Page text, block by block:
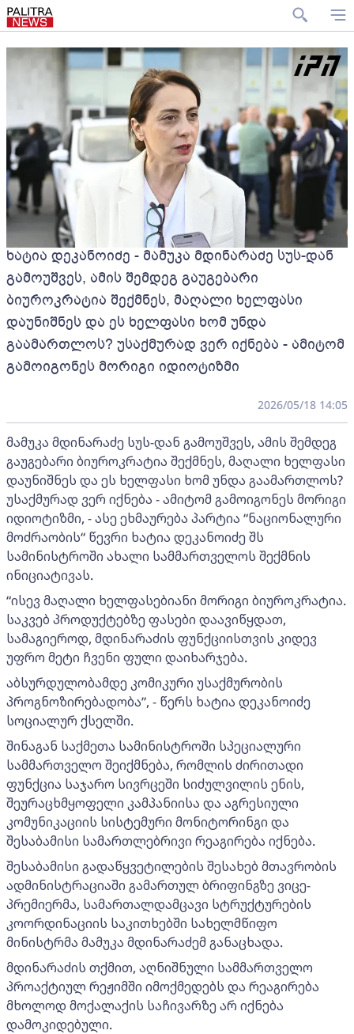
ხატია დეკანოიძე - მამუკა მდინარაძე სუს-დან
გამოუშვეს, ამის შემდეგ გაუგებარი
ბიუროკრატია შექმნეს, მაღალი ხელფასი
დაუნიშნეს და ეს ხელფასი ხომ უნდა
გაამართლოს? უსაქმურად ვერ იქნება - ამიტომ
გამოიგონეს მორიგი იდიოტიზმი
2026/05/18 14:05
მამუკა მდინარაძე სუს-დან გამოუშვეს, ამის შემდეგ
გაუგებარი ბიუროკრატია შექმნეს, მაღალი ხელფასი
დაუნიშნეს და ეს ხელფასი ხომ უნდა გაამართლოს?
უსაქმურად ვერ იქნება - ამიტომ გამოიგონეს მორიგი
იდიოტიზმი, - ასე ეხმაურება პარტია “ნაციონალური
მოძრაობის“ წევრი ხატია დეკანოიძე შს
სამინისტროში ახალი სამმართველოს შექმნის
ინიციატივას.
“ისევ მაღალი ხელფასებიანი მორიგი ბიუროკრატია.
საკვებ პროდუქტებზე ფასები დაავიწყდათ,
სამაგიეროდ, მდინარაძის ფუნქციისთვის კიდევ
უფრო მეტი ჩვენი ფული დაიხარჯება.
აბსურდულობამდე კომიკური უსაქმურობის
პროგნოზირებადობა”, - წერს ხატია დეკანოიძე
სოციალურ ქსელში.
შინაგან საქმეთა სამინისტროში სპეციალური
სამმართველო შეიქმნება, რომლის ძირითადი
ფუნქცია საჯარო სივრცეში სიძულვილის ენის,
შეურაცხმყოფელი კამპანიისა და აგრესიული
კომუნიკაციის სისტემური მონიტორინგი და
შესაბამისი სამართლებრივი რეაგირება იქნება.
შესაბამისი გადაწყვეტილების შესახებ მთავრობის
ადმინისტრაციაში გამართულ ბრიფინგზე ვიცე-
პრემიერმა, სამართალდამცავი სტრუქტურების
კოორდინაციის საკითხებში სახელმწიფო
მინისტრმა მამუკა მდინარაძემ განაცხადა.
მდინარაძის თქმით, აღნიშნული სამმართველო
პროაქტიულ რეჟიმში იმოქმედებს და რეაგირება
მხოლოდ მოქალაქის საჩივარზე არ იქნება
დამოკიდებული.